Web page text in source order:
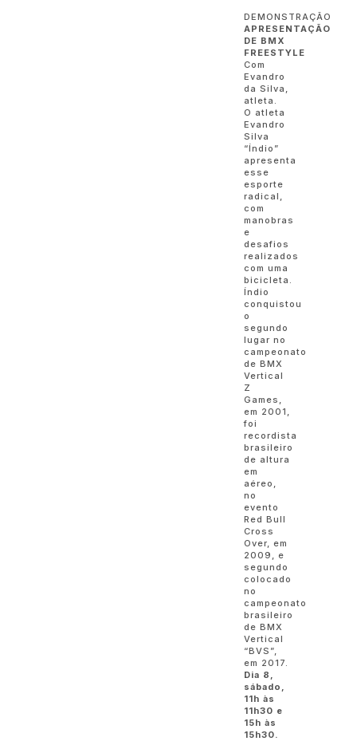
DEMONSTRAÇÃO
APRESENTAÇÃO
DE BMX
FREESTYLE
Com
Evandro
da Silva,
atleta.
O atleta
Evandro
Silva
“Índio”
apresenta
esse
esporte
radical,
com
manobras
e
desafios
realizados
com uma
bicicleta.
Índio
conquistou
o
segundo
lugar no
campeonato
de BMX
Vertical
Z
Games,
em 2001,
foi
recordista
brasileiro
de altura
em
aéreo,
no
evento
Red Bull
Cross
Over, em
2009, e
segundo
colocado
no
campeonato
brasileiro
de BMX
Vertical
“BVS”,
em 2017.
Dia 8,
sábado,
11h às
11h30 e
15h às
15h30.